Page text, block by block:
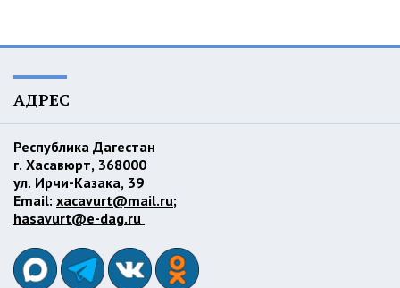
АДРЕС
Республика Дагестан
г. Хасавюрт, 368000
ул. Ирчи-Казака, 39
Email: xacavurt@mail.ru;
hasavurt@e-dag.ru